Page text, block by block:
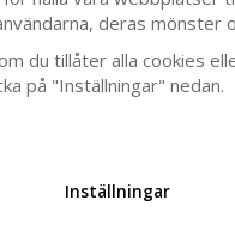
deras mönster
du tillåter alla cookies
på "Inställningar" nedan.
Inställningar